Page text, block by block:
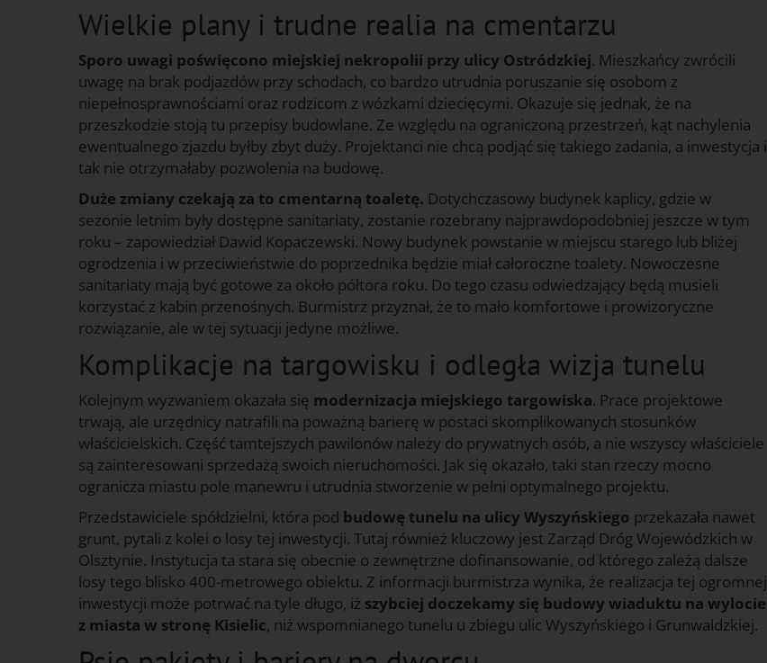
Wielkie plany i trudne realia na cmentarzu
Sporo uwagi poświęcono miejskiej nekropolii przy ulicy Ostródzkiej. Mieszkańcy zwrócili
uwagę na brak podjazdów przy schodach, co bardzo utrudnia poruszanie się osobom z
niepełnosprawnościami oraz rodzicom z wózkami dziecięcymi. Okazuje się jednak, że na
przeszkodzie stoją tu przepisy budowlane. Ze względu na ograniczoną przestrzeń, kąt nachylenia
ewentualnego zjazdu byłby zbyt duży. Projektanci nie chcą podjąć się takiego zadania, a inwestycja i
tak nie otrzymałaby pozwolenia na budowę.
Duże zmiany czekają za to cmentarną toaletę. Dotychczasowy budynek kaplicy, gdzie w
sezonie letnim były dostępne sanitariaty, zostanie rozebrany najprawdopodobniej jeszcze w tym
roku – zapowiedział Dawid Kopaczewski. Nowy budynek powstanie w miejscu starego lub bliżej
ogrodzenia i w przeciwieństwie do poprzednika będzie miał całoroczne toalety. Nowoczesne
sanitariaty mają być gotowe za około półtora roku. Do tego czasu odwiedzający będą musieli
korzystać z kabin przenośnych. Burmistrz przyznał, że to mało komfortowe i prowizoryczne
rozwiązanie, ale w tej sytuacji jedyne możliwe.
Komplikacje na targowisku i odległa wizja tunelu
Kolejnym wyzwaniem okazała się modernizacja miejskiego targowiska. Prace projektowe
trwają, ale urzędnicy natrafili na poważną barierę w postaci skomplikowanych stosunków
właścicielskich. Część tamtejszych pawilonów należy do prywatnych osób, a nie wszyscy właściciele
są zainteresowani sprzedażą swoich nieruchomości. Jak się okazało, taki stan rzeczy mocno
ogranicza miastu pole manewru i utrudnia stworzenie w pełni optymalnego projektu.
Przedstawiciele spółdzielni, która pod budowę tunelu na ulicy Wyszyńskiego przekazała nawet
grunt, pytali z kolei o losy tej inwestycji. Tutaj również kluczowy jest Zarząd Dróg Wojewódzkich w
Olsztynie. Instytucja ta stara się obecnie o zewnętrzne dofinansowanie, od którego zależą dalsze
losy tego blisko 400-metrowego obiektu. Z informacji burmistrza wynika, że realizacja tej ogromnej
inwestycji może potrwać na tyle długo, iż szybciej doczekamy się budowy wiaduktu na wylocie
z miasta w stronę Kisielic, niż wspomnianego tunelu u zbiegu ulic Wyszyńskiego i Grunwaldzkiej.